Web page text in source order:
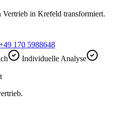
in Krefeld transformiert.
170 5988648
Individuelle Analyse